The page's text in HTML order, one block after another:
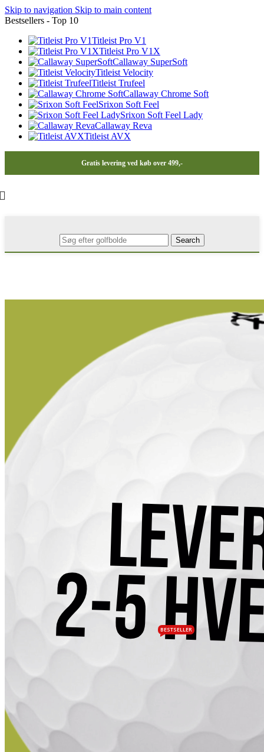
Skip to navigation Skip to main content
Bestsellers - Top 10
Titleist Pro V1
Titleist Pro V1X
Callaway SuperSoft
Titleist Velocity
Titleist Trufeel
Callaway Chrome Soft
Srixon Soft Feel
Srixon Soft Feel Lady
Callaway Reva
Titleist AVX
Gratis levering ved køb over 499,-
Search
BESTSELLER